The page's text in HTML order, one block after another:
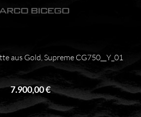
aus Gold, Supreme CG750__Y_01
7.900,00 €